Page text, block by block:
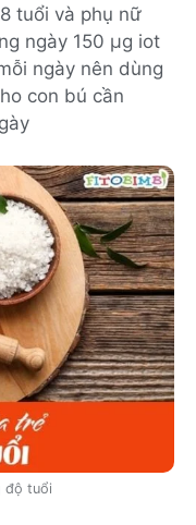
tuổi và phụ nữ
ngày 150 μg iot
ngày nên dùng
con bú cần
độ tuổi